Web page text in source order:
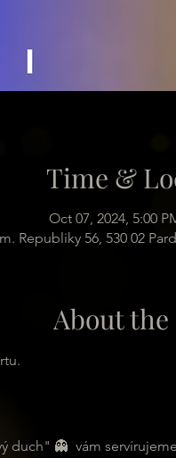
Time &
Oct 07, 2024, 5:00
Republiky 56, 530 02
About the
duch" 👻  vám